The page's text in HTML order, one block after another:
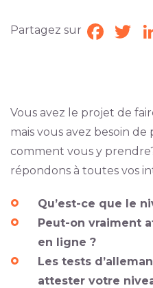
Partagez sur
Vous avez le projet de
mais vous avez besoin de
comment vous y
répondons à toutes vos
Qu’est-ce que le
Peut-on vraiment
en ligne ?
Les tests
attester votre